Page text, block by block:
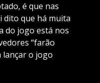
é que nas
dito que há muita
do jogo está nos
“farão
lançar o jogo